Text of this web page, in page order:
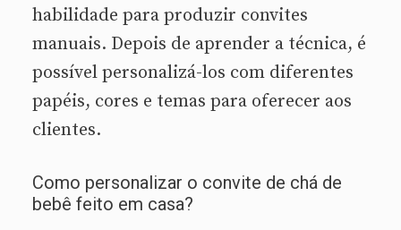
habilidade para produzir convites
manuais. Depois de aprender a técnica, é
possível personalizá-los com diferentes
papéis, cores e temas para oferecer aos
clientes.
Como personalizar o convite de chá de
bebê feito em casa?